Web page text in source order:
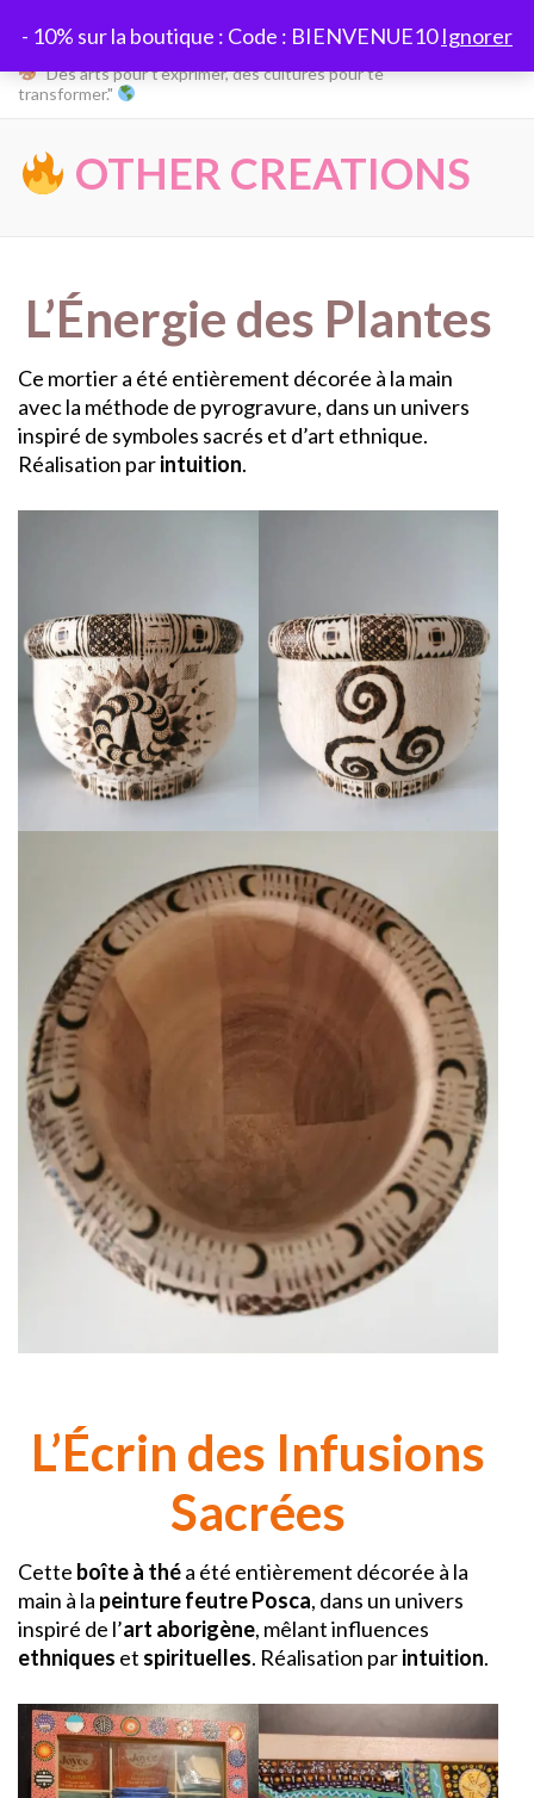
- 10% sur la boutique : Code : BIENVENUE10Ignorer
contenu
(Pressez
Globetherapie
"Des arts pour t’exprimer, des cultures pour te
transformer."
OTHER CREATIONS
L’Énergie des Plantes
Ce mortier a été entièrement décorée à la main
avec la méthode de pyrogravure, dans un univers
inspiré de symboles sacrés et d’art ethnique.
Réalisation parintuition.
L’Écrin des Infusions
Sacrées
Cette boîte à théa été entièrement décorée à la
main à la peinture feutre Posca, dans un univers
inspiré de l’art aborigène, mêlant influences
ethniques et spirituelles. Réalisation parintuition.